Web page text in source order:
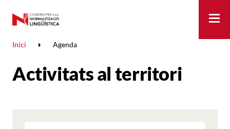
Inici Agenda
Activitats al territori